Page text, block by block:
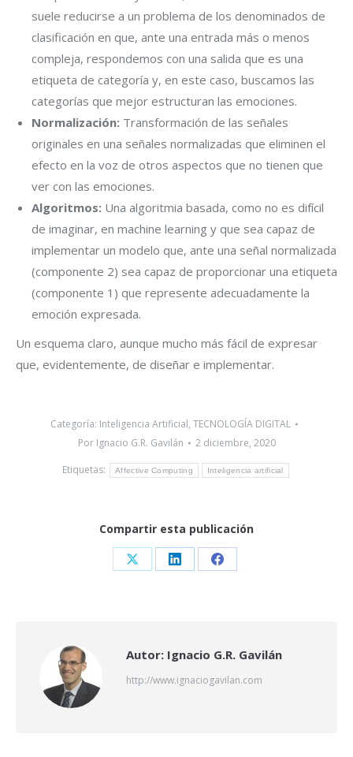
suele reducirse a un problema de los denominados de
clasificación en que, ante una entrada más o menos
compleja, respondemos con una salida que es una
etiqueta de categoría y, en este caso, buscamos las
categorías que mejor estructuran las emociones.
Normalización: Transformación de las señales
originales en una señales normalizadas que eliminen el
efecto en la voz de otros aspectos que no tienen que
ver con las emociones.
Algoritmos: Una algoritmia basada, como no es difícil
de imaginar, en machine learning y que sea capaz de
implementar un modelo que, ante una señal normalizada
(componente 2) sea capaz de proporcionar una etiqueta
(componente 1) que represente adecuadamente la
emoción expresada.
Un esquema claro, aunque mucho más fácil de expresar
que, evidentemente, de diseñar e implementar.
Categoría: Inteligencia Artificial, TECNOLOGÍA DIGITAL
Por Ignacio G.R. Gavilán
2 diciembre, 2020
Etiquetas:
Affective Computing Inteligencia artificial
Compartir esta publicación
Share Share Share
Autor: Ignacio G.R. Gavilán
http://www.ignaciogavilan.com